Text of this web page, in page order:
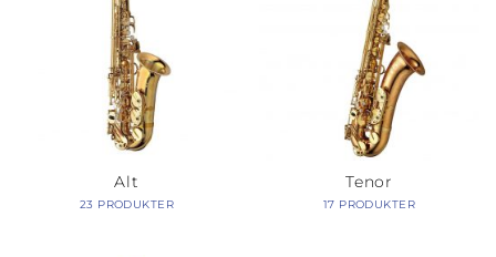
Alt
23 PRODUKTER
Tenor
17 PRODUKTER